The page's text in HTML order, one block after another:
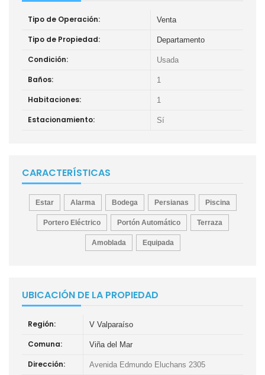
Tipo de Operación: Venta
Tipo de Propiedad: Departamento
Condición: Usada
Baños: 1
Habitaciones: 1
Estacionamiento: Sí
CARACTERÍSTICAS
Estar Alarma Bodega Persianas Piscina
Portero Eléctrico Portón Automático Terraza
Amoblada Equipada
UBICACIÓN DE LA PROPIEDAD
Región: V Valparaíso
Comuna: Viña del Mar
Dirección: Avenida Edmundo Eluchans 2305